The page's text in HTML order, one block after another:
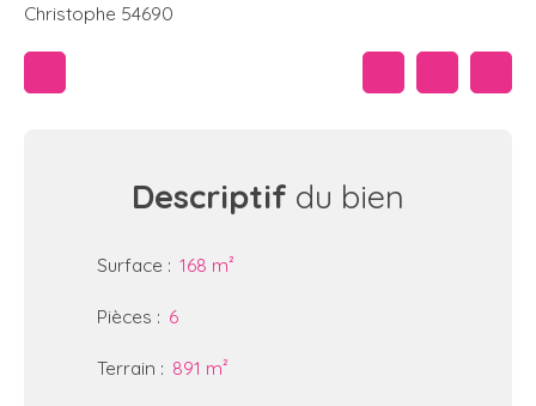
Christophe 54690
Descriptif du bien
Surface : 168 m²
Pièces : 6
Terrain : 891 m²